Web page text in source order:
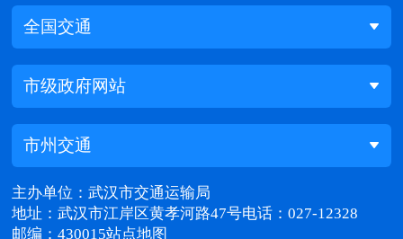
全国交通
市级政府网站
市州交通
主办单位：武汉市交通运输局
地址：武汉市江岸区黄孝河路47号电话：027-12328
邮编：430015站点地图